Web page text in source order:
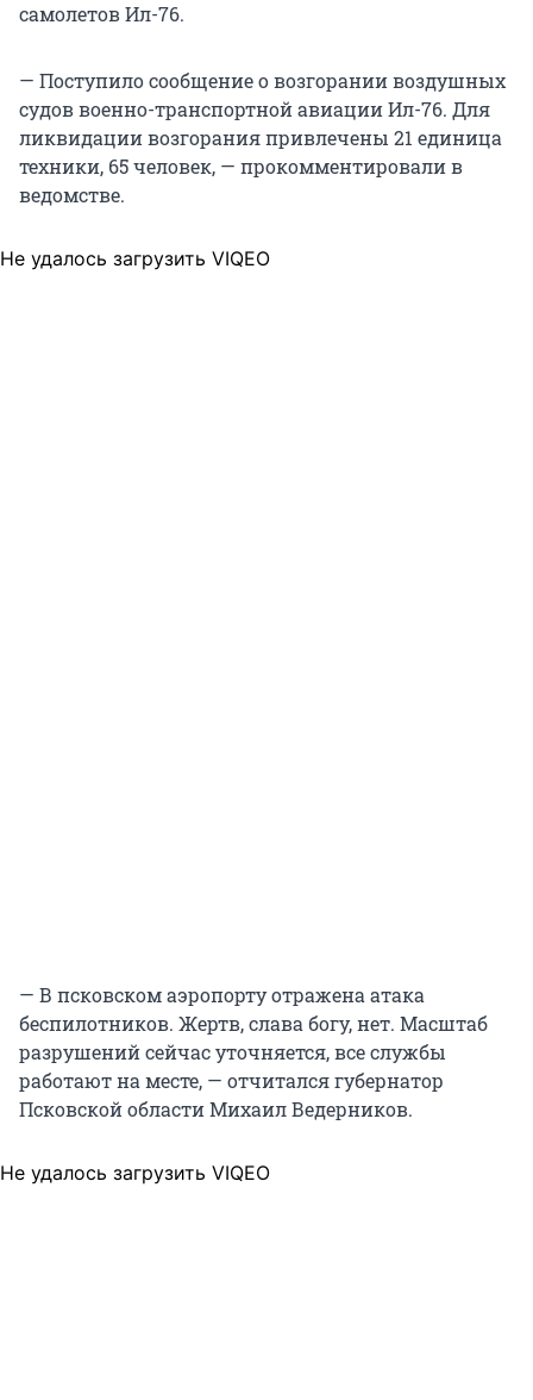
самолетов Ил-76.
— Поступило сообщение о возгорании воздушных
судов военно-транспортной авиации Ил-76. Для
ликвидации возгорания привлечены 21 единица
техники, 65 человек, — прокомментировали в
ведомстве.
Не удалось загрузить VIQEO
— В псковском аэропорту отражена атака
беспилотников. Жертв, слава богу, нет. Масштаб
разрушений сейчас уточняется, все службы
работают на месте, — отчитался губернатор
Псковской области Михаил Ведерников.
Не удалось загрузить VIQEO